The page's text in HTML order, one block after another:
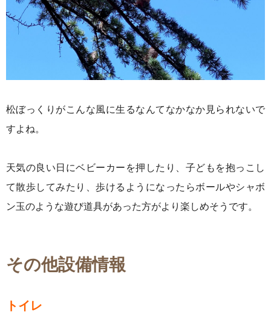
松ぼっくりがこんな風に生るなんてなかなか見られないで
すよね。
天気の良い日にベビーカーを押したり、子どもを抱っこし
て散歩してみたり、歩けるようになったらボールやシャボ
ン玉のような遊び道具があった方がより楽しめそうです。
その他設備情報
トイレ